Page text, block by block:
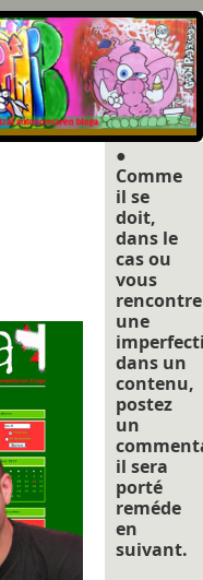
●
Comme
il se
doit,
dans le
cas ou
vous
une
dans un
contenu,
postez
un
il sera
porté
reméde
en
suivant.